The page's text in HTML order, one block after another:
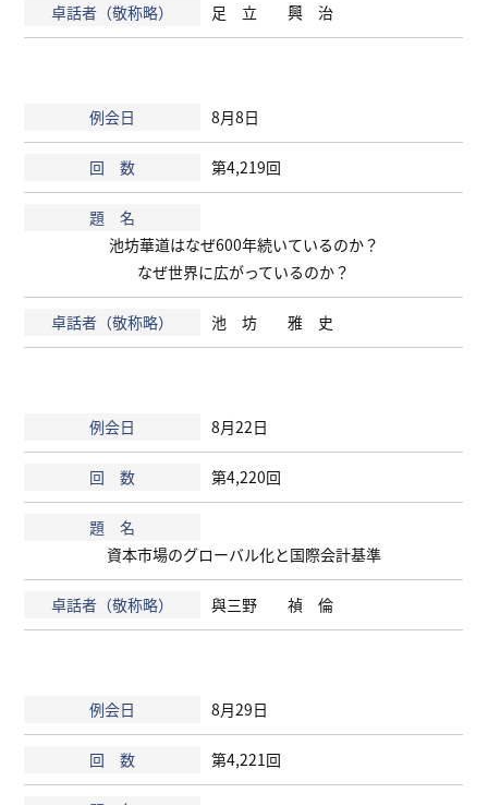
足 立 興 治
8月8日
第4,219回
池坊華道はなぜ600年続いているのか？
なぜ世界に広がっているのか？
池 坊 雅 史
8月22日
第4,220回
資本市場のグローバル化と国際会計基準
與三野 禎 倫
8月29日
第4,221回